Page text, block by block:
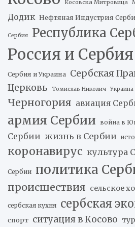
Косовска Митровица
Додик Нефтяная Индустрия
Сербия Республика
Россия и Сербия
Сербия и Украина
Сербская
Церковь
Томислав Николич Украина
Черногория авиация
армия Сербии война в
Сербии жизнь в Сербии
коронавирус культура
Сербии политика
происшествия сельское
сербская кухня сербская
спорт ситуация в Косово